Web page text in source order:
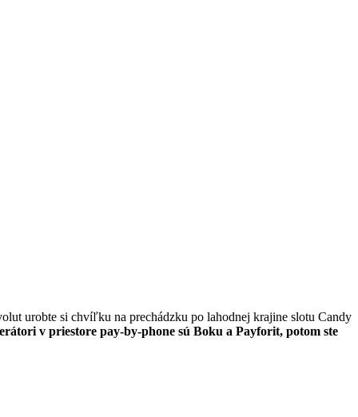
urobte si chvíľku na prechádzku po lahodnej krajine slotu Candy
v priestore pay-by-phone sú Boku a Payforit, potom ste